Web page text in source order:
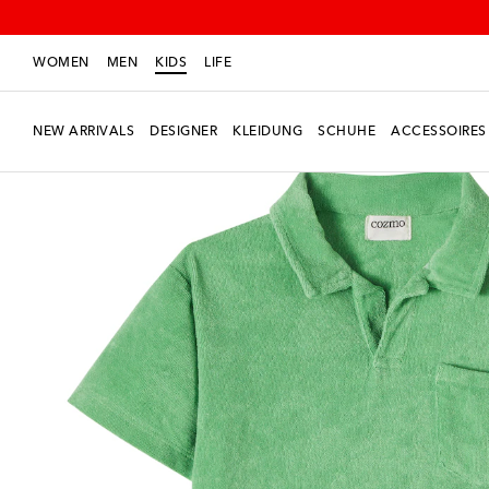
WOMEN MEN KIDS LIFE
NEW ARRIVALS DESIGNER KLEIDUNG SCHUHE ACCESSOIRES